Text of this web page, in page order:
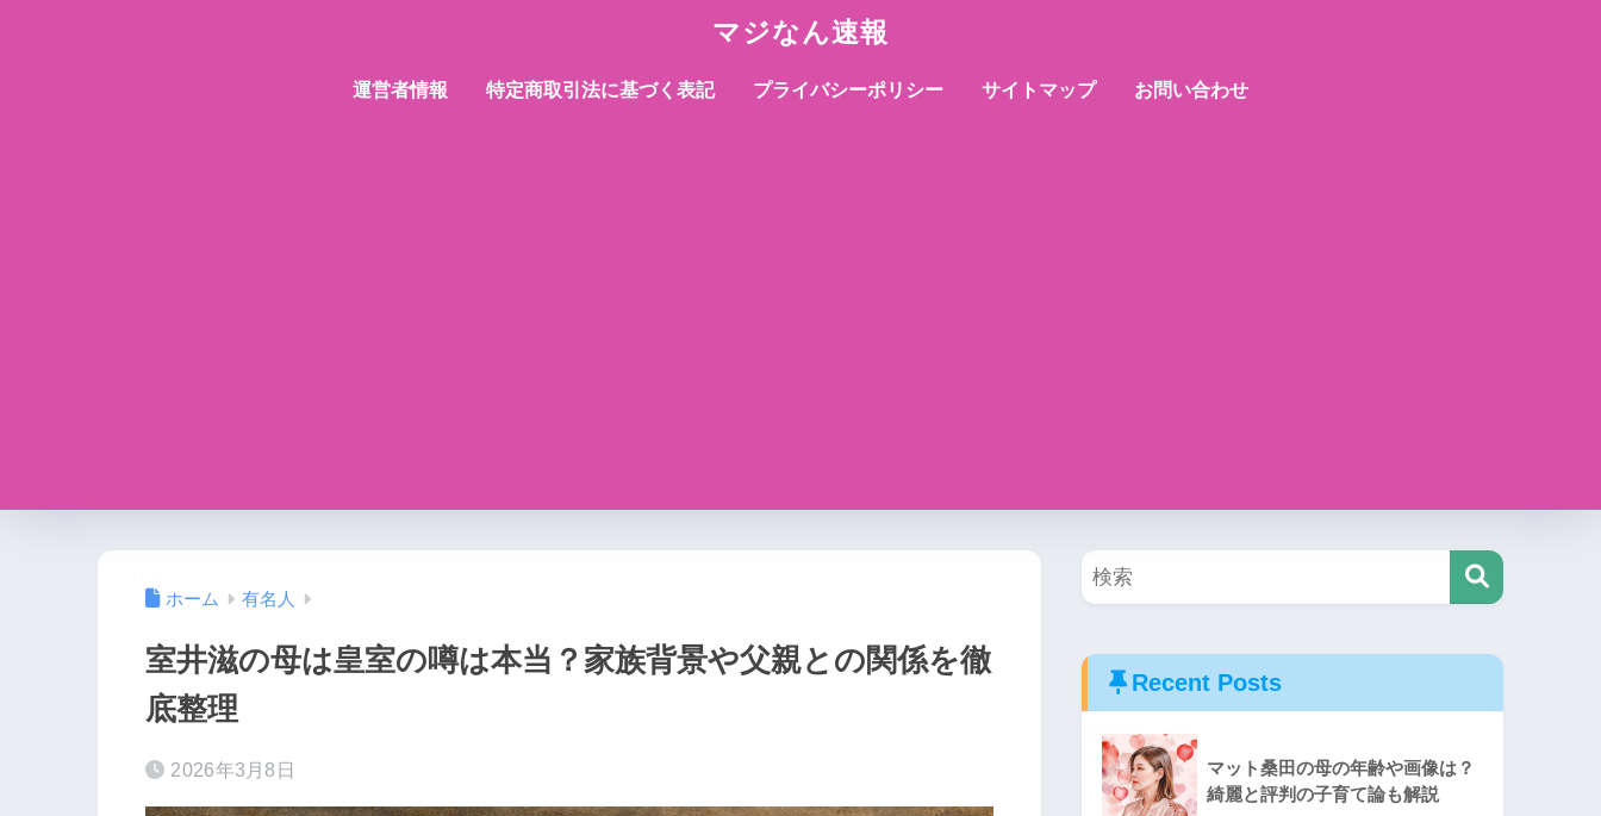
マジなん速報
運営者情報 特定商取引法に基づく表記 プライバシーポリシー サイトマップ お問い合わせ
ホーム 有名人
室井滋の母は皇室の噂は本当？家族背景や父親との関係を徹
底整理
2026年3月8日
Recent Posts
マット桑田の母の年齢や画像は？
綺麗と評判の子育て論も解説